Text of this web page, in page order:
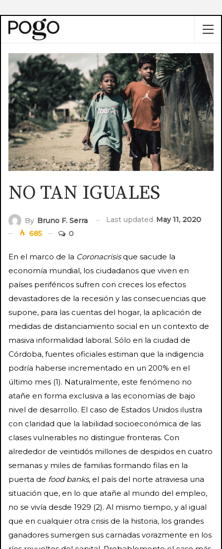
NO TAN IGUALES
By Bruno F. Serra Last updated May 11, 2020
685
0
En el marco de la Coronacrisisque sacude la
economía mundial, los ciudadanos que viven en
países periféricos sufren con creces los efectos
devastadores de la recesión y las consecuencias que
supone, para las cuentas del hogar, la aplicación de
medidas de distanciamiento social en un contexto de
masiva informalidad laboral. Sólo en la ciudad de
Córdoba, fuentes oficiales estiman que la indigencia
podría haberse incrementado en un 200% en el
último mes (1). Naturalmente, este fenómeno no
atañe en forma exclusiva a las economías de bajo
nivel de desarrollo. El caso de Estados Unidos ilustra
con claridad que la labilidad socioeconómica de las
clases vulnerables no distingue fronteras. Con
alrededor de veintidós millones de despidos en cuatro
semanas y miles de familias formando filas en la
puerta de food banks, el país del norte atraviesa una
situación que, en lo que atañe al mundo del empleo,
no se vivía desde 1929 (2). Al mismo tiempo, y al igual
que en cualquier otra crisis de la historia, los grandes
ganadores sumergen sus carnadas vorazmente en los